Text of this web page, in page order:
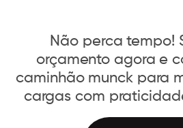
Não perca tempo!
orçamento agora e
caminhão munck para
cargas com